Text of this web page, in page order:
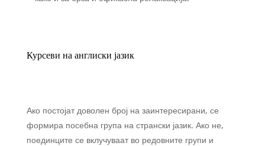
Курсеви на англиски јазик
Ако постојат доволен број на заинтересирани, се
формира посебна група на странски јазик. Ако не,
поединците се вклучуваат во редовните групи и